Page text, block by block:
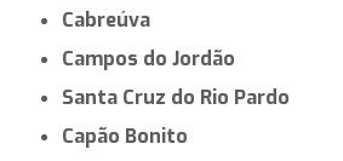
Cabreúva
Campos do Jordão
Santa Cruz do Rio Pardo
Capão Bonito